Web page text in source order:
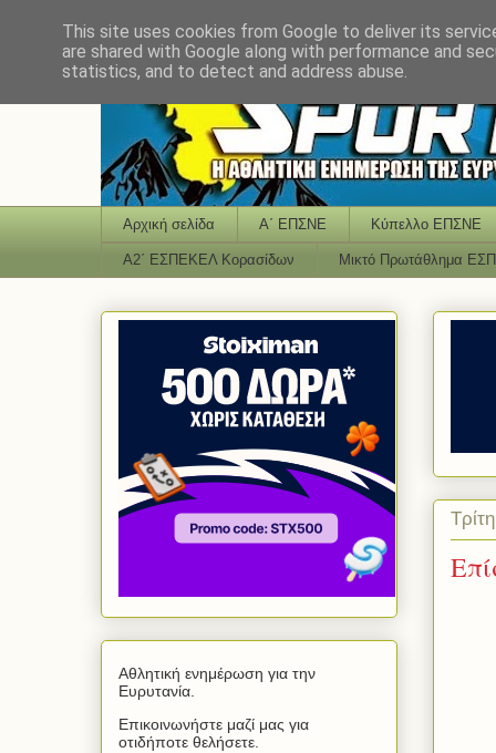
Αρχική σελίδα Α΄ ΕΠΣΝΕ Κύπελλο ΕΠΣΝΕ
Α2΄ ΕΣΠΕΚΕΛ Κορασίδων Μικτό Πρωτάθλημα
Αθλητική ενημέρωση για την
Ευρυτανία.
Επικοινωνήστε μαζί μας για
οτιδήποτε θελήσετε.
This site uses cookies from Google to deliver its
are shared with Google along with performance and
statistics, and to detect and address abuse.